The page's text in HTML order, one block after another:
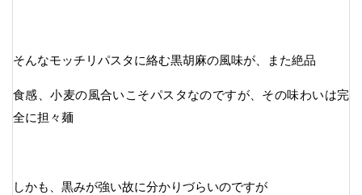
そんなモッチリパスタに絡む黒胡麻の風味が、また絶品
食感、小麦の風合いこそパスタなのですが、その味わいは完
全に担々麺
しかも、黒みが強い故に分かりづらいのですが